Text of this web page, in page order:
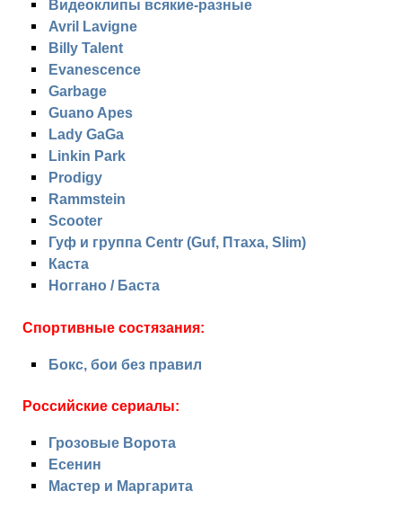
Видеоклипы всякие-разные
Avril Lavigne
Billy Talent
Evanescence
Garbage
Guano Apes
Lady GaGa
Linkin Park
Prodigy
Rammstein
Scooter
Гуф и группа Centr (Guf, Птаха, Slim)
Каста
Ноггано / Баста
Спортивные состязания:
Бокс, бои без правил
Российские сериалы:
Грозовые Ворота
Есенин
Мастер и Маргарита